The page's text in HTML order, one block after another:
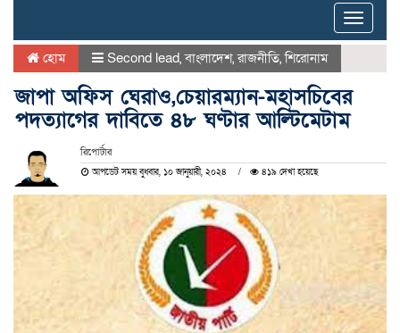
Toggle
হোম Second lead,বাংলাদেশ,রাজনীতি,শিরোনাম
জাপা অফিস ঘেরাও,চেয়ারম্যান-মহাসচিবের
পদত্যাগের দাবিতে ৪৮ ঘণ্টার আল্টিমেটাম
রিপোর্টার
আপডেট সময় বুধবার, ১০ জানুয়ারী, ২০২৪ ৪১৯ দেখা হয়েছে